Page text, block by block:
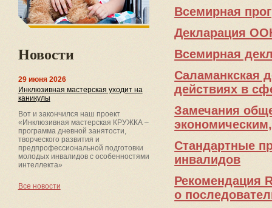
Всемирная
Декларация
Всемирная
Саламанкская
действиях в
Замечания
Стандартные
инвалидов
Рекомендация
о
Новости
29 июня 2026
Инклюзивная мастерская уходит на
каникулы
Вот и закончился наш проект
«Инклюзивная мастерская КРУЖКА –
программа дневной занятости,
творческого развития и
предпрофессиональной подготовки
молодых инвалидов с особенностями
интеллекта»
Все новости